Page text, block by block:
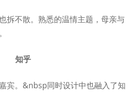
拆不散。熟悉的温情主题，母亲与
知乎
宾。&nbsp同时设计中也融入了知